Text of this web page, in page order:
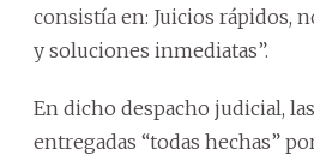
consistía en: Juicios rápidos,
y soluciones inmediatas”.
En dicho despacho judicial,
entregadas “todas hechas”